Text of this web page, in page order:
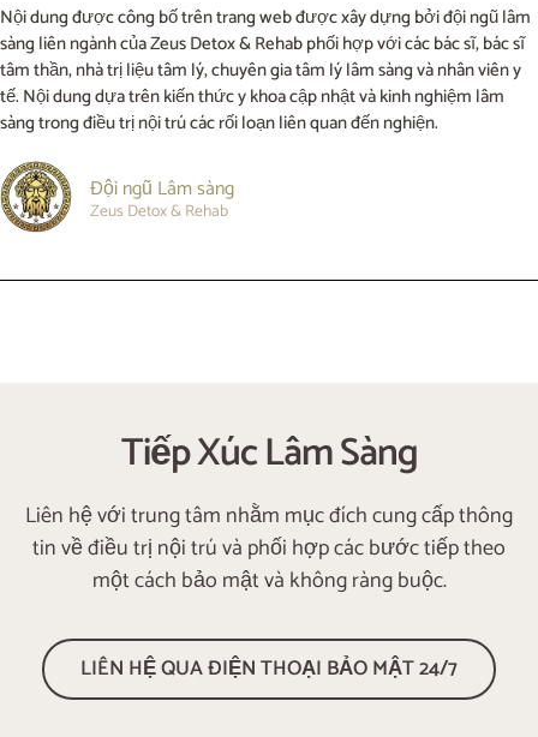
Nội dung được công bố trên trang web được xây dựng bởi đội ngũ lâm
sàng liên ngành của Zeus Detox & Rehab phối hợp với các bác sĩ, bác sĩ
tâm thần, nhà trị liệu tâm lý, chuyên gia tâm lý lâm sàng và nhân viên y
tế. Nội dung dựa trên kiến thức y khoa cập nhật và kinh nghiệm lâm
sàng trong điều trị nội trú các rối loạn liên quan đến nghiện.
Đội ngũ Lâm sàng
Zeus Detox & Rehab
Tiếp Xúc Lâm Sàng
Liên hệ với trung tâm nhằm mục đích cung cấp thông
tin về điều trị nội trú và phối hợp các bước tiếp theo
một cách bảo mật và không ràng buộc.
LIÊN HỆ QUA ĐIỆN THOẠI BẢO MẬT 24/7